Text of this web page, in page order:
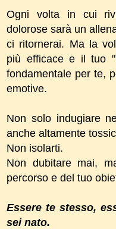
Ogni volta in cui
dolorose sarà un
ci ritornerai. Ma la
più efficace e il tuo
fondamentale per te,
emotive.
Non solo indugiare
anche altamente
Non isolarti.
Non dubitare mai,
percorso e del tuo
Essere te stesso,
sei nato.